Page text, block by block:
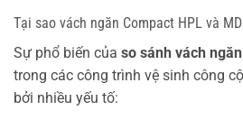
Tại sao vách ngăn Compact HPL và
Sự phổ biến của so sánh vách
trong các công trình vệ sinh công
bởi nhiều yếu tố: